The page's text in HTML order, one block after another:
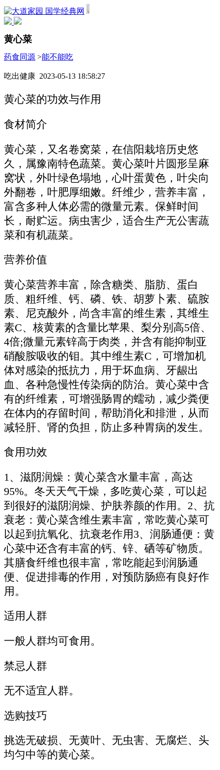
国学经典网
黄心菜
药食同源 >能不能吃
吃出健康 2023-05-13 18:58:27
黄心菜的功效与作用
食材简介
黄心菜，又名卷窝菜，在信阳栽培历史悠
久，属豫南特色蔬菜。黄心菜叶片圆形呈麻
窝状，外叶绿色塌地，心叶蛋黄色，叶尖向
外翻卷，叶肥厚细嫩。纤维少，营养丰富，
富含多种人体必需的微量元素。保鲜时间
长，耐贮运。病虫害少，适合生产无公害蔬
菜和有机蔬菜。
营养价值
黄心菜营养丰富，除含糖类、脂肪、蛋白
质、粗纤维、钙、磷、铁、胡萝卜素、硫胺
素、尼克酸外，尚含丰富的维生素，其维生
素C、核黄素的含量比苹果、梨分别高5倍、
4倍;微量元素锌高于肉类，并含有能抑制亚
硝酸胺吸收的钼。其中维生素C，可增加机
体对感染的抵抗力，用于坏血病、牙龈出
血、各种急慢性传染病的防治。黄心菜中含
有的纤维素，可增强肠胃的蠕动，减少粪便
在体内的存留时间，帮助消化和排泄，从而
减轻肝、肾的负担，防止多种胃病的发生。
食用功效
1、滋阴润燥：黄心菜含水量丰富，高达
95%。冬天天气干燥，多吃黄心菜，可以起
到很好的滋阴润燥、护肤养颜的作用。2、抗
衰老：黄心菜含维生素丰富，常吃黄心菜可
以起到抗氧化、抗衰老作用3、润肠通便：黄
心菜中还含有丰富的钙、锌、硒等矿物质。
其膳食纤维也很丰富，常吃能起到润肠通
便、促进排毒的作用，对预防肠癌有良好作
用。
适用人群
一般人群均可食用。
禁忌人群
无不适宜人群。
选购技巧
挑选无破损、无黄叶、无虫害、无腐烂、头
均匀中等的黄心菜。